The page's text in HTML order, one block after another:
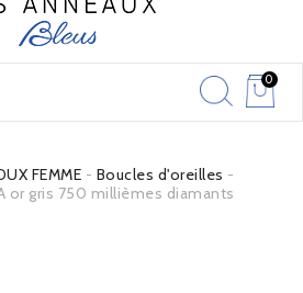
0
FEMME
Boucles d'oreilles
or gris 750 millièmes diamants